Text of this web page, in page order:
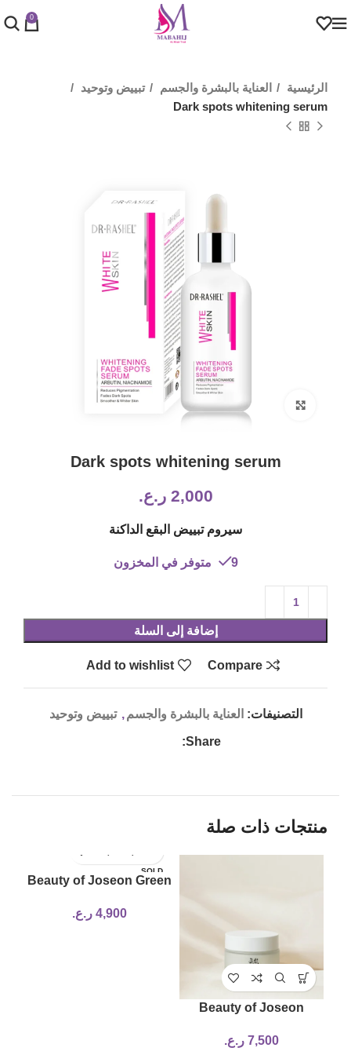
0
الرئيسية العناية بالبشرة والجسم
تبييض وتوحيد
Dark spots whitening serum
Click to enlarge
Dark spots whitening serum
2,000 ر.ع.
سيروم تبييض البقع الداكنة
9 متوفر في المخزون
إضافة إلى السلة
Compare
Add to wishlist
التصنيفات: العناية بالبشرة والجسم , تبييض وتوحيد
Share:
منتجات ذات صلة
Beauty of Joseon
7,500 ر.ع.
SOLD
OUT
Beauty of Joseon Green
Cleanser 100ml
4,900 ر.ع.